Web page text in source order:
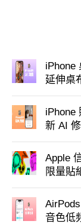
iPhone
延伸桌
iPhone
新 AI
Apple
限量貼
音色低